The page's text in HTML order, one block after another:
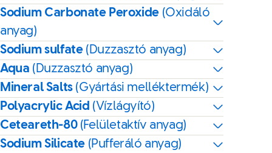
Sodium Carbonate Peroxide (Oxidáló
anyag)
Sodium sulfate (Duzzasztó anyag)
Aqua (Duzzasztó anyag)
Mineral Salts (Gyártási melléktermék)
Polyacrylic Acid (Vízlágyító)
Ceteareth-80 (Felületaktív anyag)
Sodium Silicate (Pufferáló anyag)